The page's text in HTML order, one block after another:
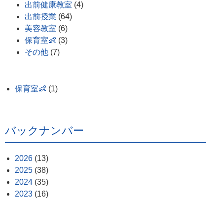
出前健康教室 (4)
出前授業 (64)
美容教室 (6)
保育室👶 (3)
その他 (7)
保育室👶 (1)
バックナンバー
2026 (13)
2025 (38)
2024 (35)
2023 (16)